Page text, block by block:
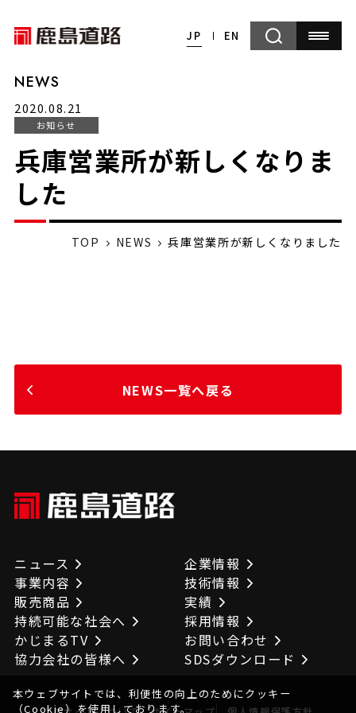
JP EN
NEWS
2020.08.21
お知らせ
兵庫営業所が新しくなりま
した
TOP NEWS 兵庫営業所が新しくなりました
NEWS一覧へ戻る
ニュース
企業情報
事業内容
技術情報
販売商品
実績
持続可能な社会へ
採用情報
かじまるTV
お問い合わせ
協力会社の皆様へ
SDSダウンロード
本ウェブサイトでは、利便性の向上のためにクッキー
（Cookie）を使用しております。